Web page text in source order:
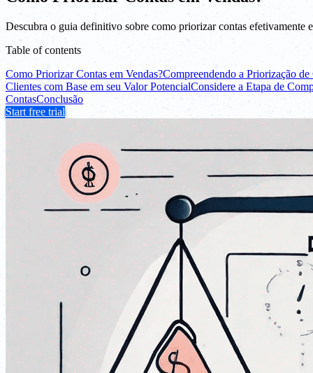
Descubra o guia definitivo sobre como priorizar contas efetivamente
Table of contents
Como Priorizar Contas em Vendas?Compreendendo a Priorização de
Clientes com Base em seu Valor PotencialConsidere a Etapa de
ContasConclusão
Start free trial